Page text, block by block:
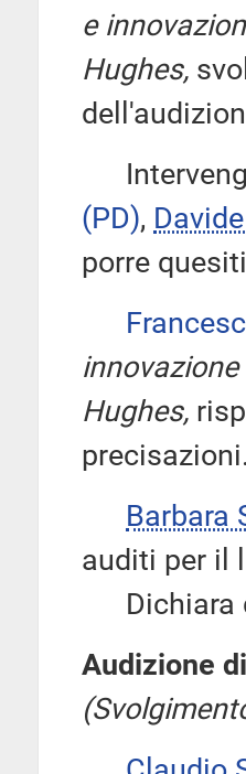
e
Hughes,
(PD),
porre
Hughes,
Barbara
auditi per il
Dichiara
Audizione